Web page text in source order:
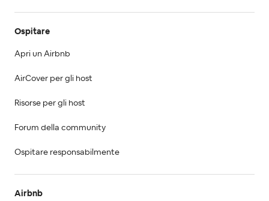
Ospitare
Apri un Airbnb
AirCover per gli host
Risorse per gli host
Forum della community
Ospitare responsabilmente
Airbnb